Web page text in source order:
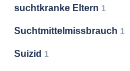
suchtkranke Eltern 1
Suchtmittelmissbrauch 1
Suizid 1